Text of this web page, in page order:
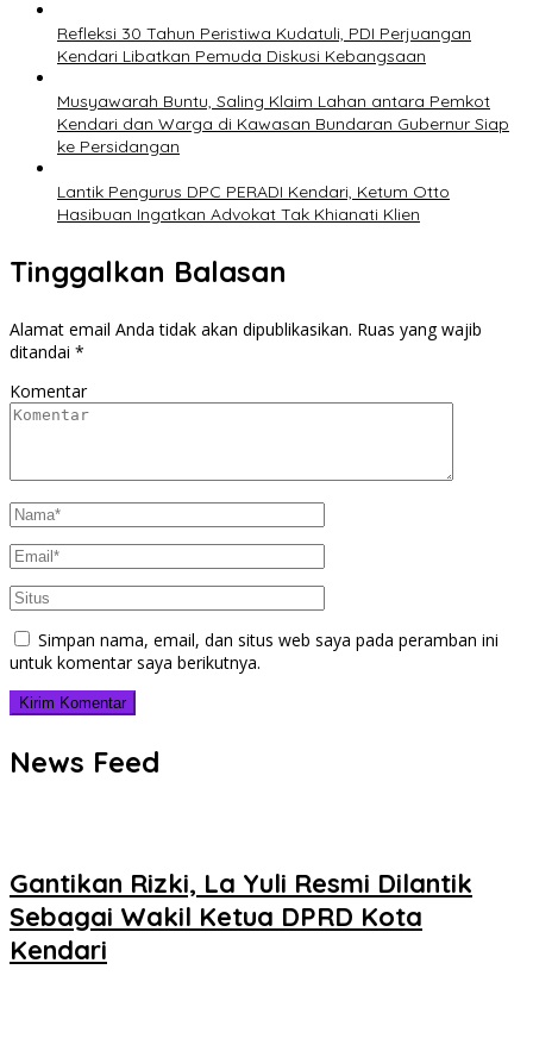
Refleksi 30 Tahun Peristiwa Kudatuli, PDI Perjuangan
Kendari Libatkan Pemuda Diskusi Kebangsaan
Musyawarah Buntu, Saling Klaim Lahan antara Pemkot
Kendari dan Warga di Kawasan Bundaran Gubernur Siap
ke Persidangan
Lantik Pengurus DPC PERADI Kendari, Ketum Otto
Hasibuan Ingatkan Advokat Tak Khianati Klien
Tinggalkan Balasan
Alamat email Anda tidak akan dipublikasikan. Ruas yang wajib
ditandai *
Komentar
Simpan nama, email, dan situs web saya pada peramban ini
untuk komentar saya berikutnya.
News Feed
Gantikan Rizki, La Yuli Resmi Dilantik
Sebagai Wakil Ketua DPRD Kota
Kendari